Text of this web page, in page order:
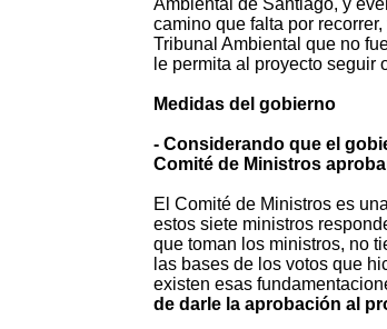
Ambiental de Santiago, y
camino que falta por
Tribunal Ambiental que no
le permita al proyecto
Medidas del gobierno
- Considerando que el
Comité de Ministros
El Comité de Ministros es
estos siete ministros
que toman los ministros, no
las bases de los votos que
existen esas
de darle la aprobación al